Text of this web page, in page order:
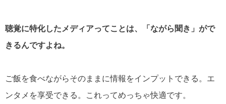
聴覚に特化したメディアってことは、「ながら聞き」がで
きるんですよね。
ご飯を食べながらそのままに情報をインプットできる。エ
ンタメを享受できる。これってめっちゃ快適です。